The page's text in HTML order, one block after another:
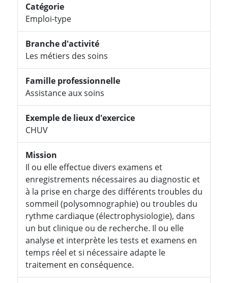
Catégorie
Emploi-type
Branche d'activité
Les métiers des soins
Famille professionnelle
Assistance aux soins
Exemple de lieux d'exercice
CHUV
Mission
Il ou elle effectue divers examens et
enregistrements nécessaires au diagnostic et
à la prise en charge des différents troubles du
sommeil (polysomnographie) ou troubles du
rythme cardiaque (électrophysiologie), dans
un but clinique ou de recherche. Il ou elle
analyse et interprète les tests et examens en
temps réel et si nécessaire adapte le
traitement en conséquence.